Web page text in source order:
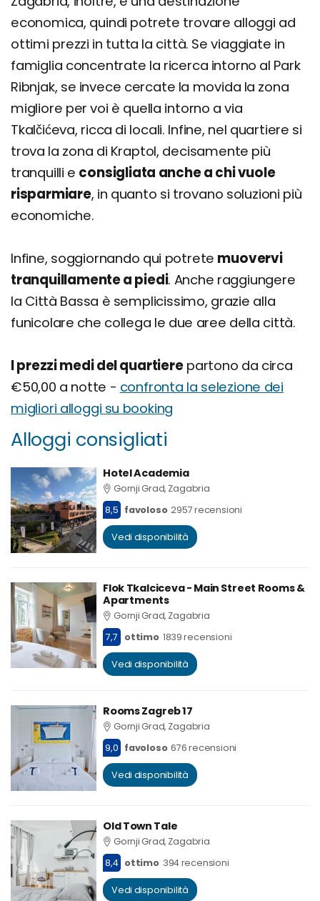
economica, quindi potrete trovare alloggi ad
ottimi prezzi in tutta la città. Se viaggiate in
famiglia concentrate la ricerca intorno al Park
Ribnjak, se invece cercate la movida la zona
migliore per voi è quella intorno a via
Tkalčićeva, ricca di locali. Infine, nel quartiere si
trova la zona di Kraptol, decisamente più
tranquilli e consigliata anche a chi vuole
risparmiare, in quanto si trovano soluzioni più
economiche.
Infine, soggiornando qui potrete muovervi
tranquillamente a piedi. Anche raggiungere
la Città Bassa è semplicissimo, grazie alla
funicolare che collega le due aree della città.
I prezzi medi del quartierepartono da circa
€50,00 a notte - confronta la selezione dei
migliori alloggi su booking
Alloggi consigliati
Hotel Academia
Gornji Grad, Zagabria
8,5 favoloso 2957 recensioni
Vedi disponibilità
Flok Tkalciceva - Main Street Rooms &
Apartments
Gornji Grad, Zagabria
7,7
ottimo 1839 recensioni
Vedi disponibilità
Rooms Zagreb 17
Gornji Grad, Zagabria
9,0 favoloso 676 recensioni
Vedi disponibilità
Old Town Tale
Gornji Grad, Zagabria
8,4 ottimo 394 recensioni
Vedi disponibilità